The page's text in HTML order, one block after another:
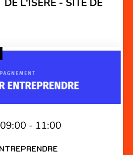
L'ISERE - SITE DE
- 11:00